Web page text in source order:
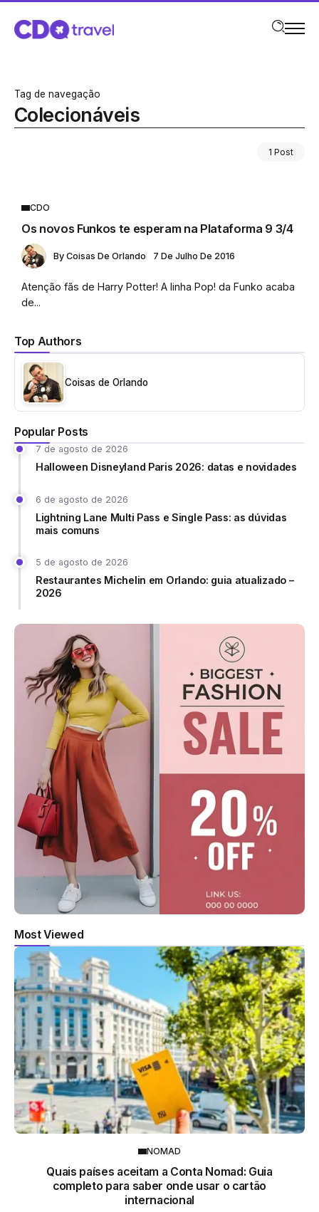
Tag de navegação
Colecionáveis
1 Post
Top Authors
Coisas de Orlando
Popular Posts
7 de agosto de 2026
Halloween Disneyland Paris 2026: datas e novidades
6 de agosto de 2026
Lightning Lane Multi Pass e Single Pass: as dúvidas
mais comuns
5 de agosto de 2026
Restaurantes Michelin em Orlando: guia atualizado –
2026
CDO
Os novos Funkos te esperam na Plataforma 9 3/4
By Coisas De Orlando 7 De Julho De 2016
Atenção fãs de Harry Potter! A linha Pop! da Funko acaba
de...
Most Viewed
NOMAD
Quais países aceitam a Conta Nomad: Guia
completo para saber onde usar o cartão
internacional